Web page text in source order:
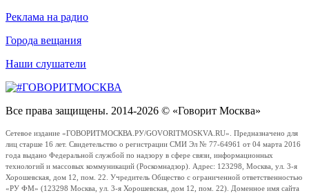
Реклама на радио
Города вещания
Наши слушатели
Все права защищены. 2014-2026 © «Говорит Москва»
Сетевое издание «ГОВОРИТМОСКВА.РУ/GOVORITMOSKVA.RU». Предназначено для
лиц старше 16 лет. Свидетельство о регистрации СМИ Эл № 77-64961 от 04 марта 2016
года выдано Федеральной службой по надзору в сфере связи, информационных
технологий и массовых коммуникаций (Роскомнадзор). Адрес: 123298, Москва, ул. 3-я
Хорошевская, дом 12, пом. 22. Учредитель Общество с ограниченной ответственностью
«РУ ФМ» (123298 Москва, ул. 3-я Хорошевская, дом 12, пом. 22). Доменное имя сайта